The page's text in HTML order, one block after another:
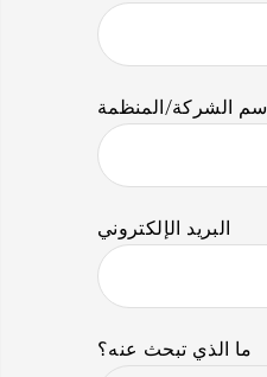
اسم الشركة/المنظمة
البريد الإلكتروني
ما الذي تبحث عنه؟